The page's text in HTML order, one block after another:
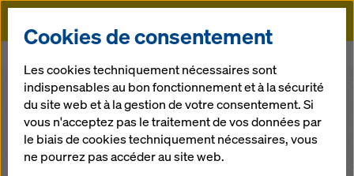
Doka
Groupe de systèmes
Cookies de consentement
Les cookies techniquement nécessaires sont
indispensables au bon fonctionnement et à la sécurité
du site web et à la gestion de votre consentement. Si
vous n'acceptez pas le traitement de vos données par
le biais de cookies techniquement nécessaires, vous
ne pourrez pas accéder au site web.